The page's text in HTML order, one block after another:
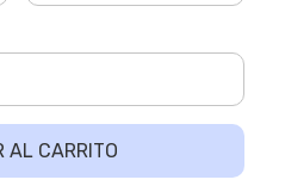
AL CARRITO